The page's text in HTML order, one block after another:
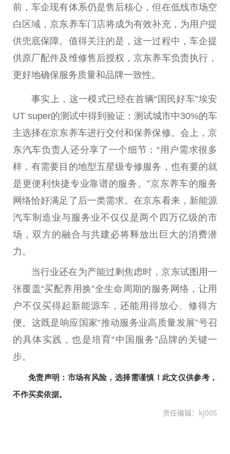
前，车企现有体系仍是售后核心，但在低线市场空
白区域，京东养车门店将成为有效补充，为用户提
供兜底保障。值得关注的是，这一过程中，车企提
供原厂配件及维修售后授权，京东养车负责执行，
更好地确保服务质量和品牌一致性。
事实上，这一模式已经在首辆“国民好车”埃安
UT super的测试中得到验证：测试城市中30%的车
主选择在京东养车进行交付和保养保修。会上，京
东汽车负责人还分享了一个细节：“用户需求很多
样，有需要目的地型五星级专修服务，也有要的就
是更便利快捷专业靠谱的服务。”京东养车的服务
网络恰好满足了后一类需求。在京东看来，新能源
汽车制造业与服务业不仅仅是两个四万亿级的市
场，双方的融合与共建必将释放出巨大的消费潜
力。
当行业还在为产能过剩焦虑时，京东试图用一
张覆盖“买配养用换”全生命周期的服务网络，让用
户不仅买得起新能源车，还能用得放心、修得方
便。这既是响应国家“推动服务业高质量发展”号召
的具体实践，也是培育“中国服务”品牌的关键一
步。
免责声明：市场有风险，选择需谨慎！此文仅供参考，
不作买卖依据。
责任编辑：kj005